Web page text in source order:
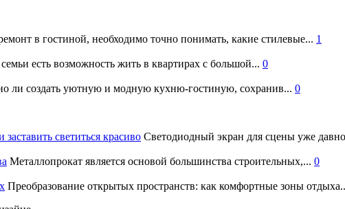
в гостиной, необходимо точно понимать, какие стилевые... 1
есть возможность жить в квартирах с большой... 0
ли создать уютную и модную кухню-гостиную, сохранив... 0
светиться красиво Светодиодный экран для сцены уже
Металлопрокат является основой большинства строительных,... 0
Преобразование открытых пространств: как комфортные зоны